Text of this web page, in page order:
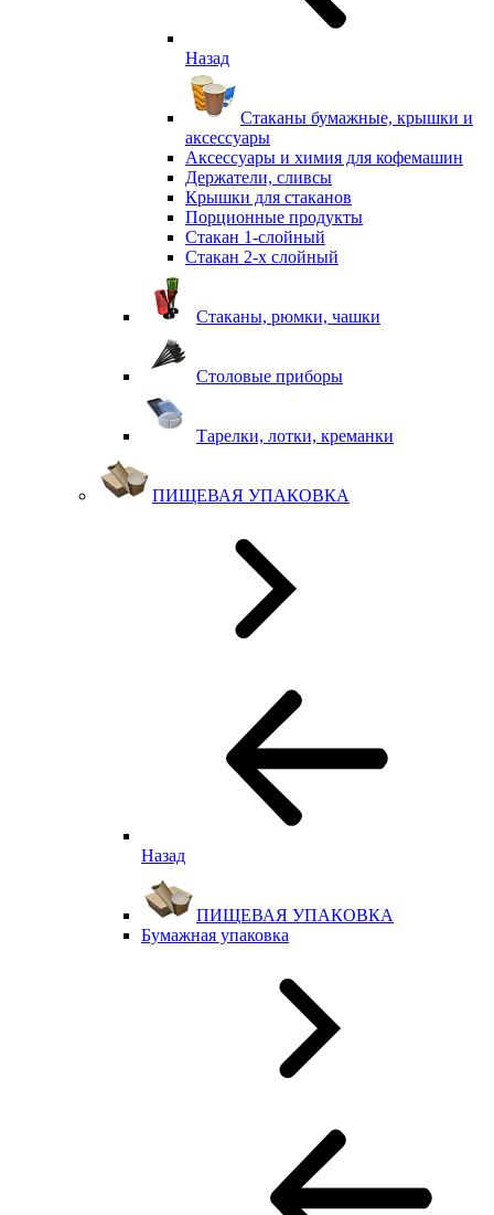
Назад
Стаканы бумажные, крышки и
аксессуары
Аксессуары и химия для кофемашин
Держатели, сливсы
Крышки для стаканов
Порционные продукты
Стакан 1-слойный
Стакан 2-х слойный
Стаканы, рюмки, чашки
Столовые приборы
Тарелки, лотки, креманки
ПИЩЕВАЯ УПАКОВКА
Назад
ПИЩЕВАЯ УПАКОВКА
Бумажная упаковка